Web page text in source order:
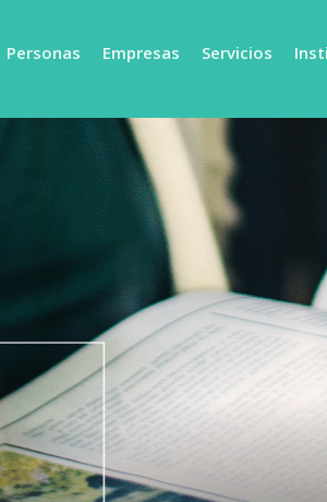
Personas Empresas Servicios